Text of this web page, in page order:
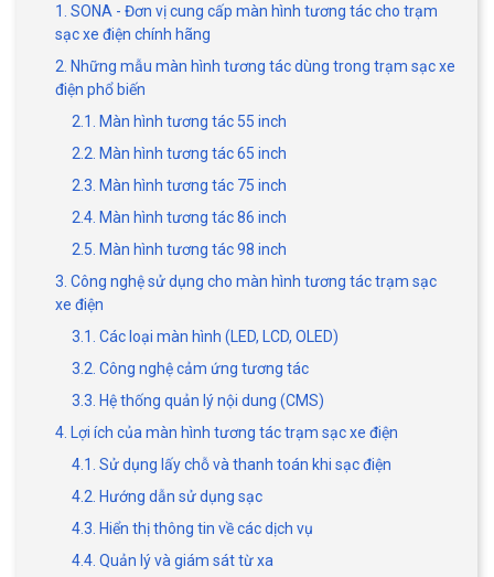
1. SONA - Đơn vị cung cấp màn hình tương tác cho trạm
sạc xe điện chính hãng
2. Những mẫu màn hình tương tác dùng trong trạm sạc xe
điện phổ biến
2.1. Màn hình tương tác 55 inch
2.2. Màn hình tương tác 65 inch
2.3. Màn hình tương tác 75 inch
2.4. Màn hình tương tác 86 inch
2.5. Màn hình tương tác 98 inch
3. Công nghệ sử dụng cho màn hình tương tác trạm sạc
xe điện
3.1. Các loại màn hình (LED, LCD, OLED)
3.2. Công nghệ cảm ứng tương tác
3.3. Hệ thống quản lý nội dung (CMS)
4. Lợi ích của màn hình tương tác trạm sạc xe điện
4.1. Sử dụng lấy chỗ và thanh toán khi sạc điện
4.2. Hướng dẫn sử dụng sạc
4.3. Hiển thị thông tin về các dịch vụ
4.4. Quản lý và giám sát từ xa